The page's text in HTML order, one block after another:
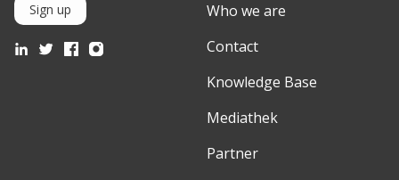
Sign up
Who we are
Contact
Knowledge Base
Mediathek
Partner